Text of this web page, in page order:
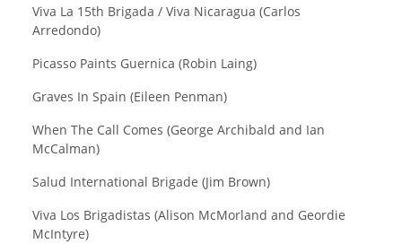
Viva La 15th Brigada / Viva Nicaragua (Carlos
Arredondo)
Picasso Paints Guernica (Robin Laing)
Graves In Spain (Eileen Penman)
When The Call Comes (George Archibald and Ian
McCalman)
Salud International Brigade (Jim Brown)
Viva Los Brigadistas (Alison McMorland and Geordie
McIntyre)